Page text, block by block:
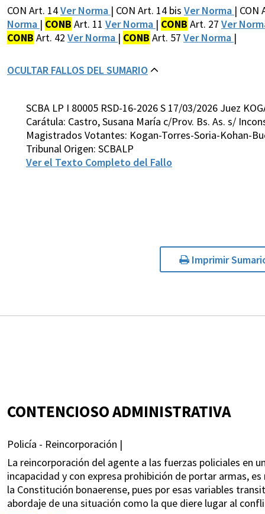
CON Art. 14Ver Norma | CON Art. 14 bis Ver Norma | CON
Norma | CONB Art. 11 Ver Norma | CONB Art. 27 Ver
CONB Art. 42 Ver Norma | CONB Art. 57 Ver Norma |
OCULTAR FALLOS DEL SUMARIO
SCBA LP I 80005 RSD-16-2026 S 17/03/2026 Juez
Carátula: Castro, Susana María c/Prov. Bs. As. s/
Magistrados Votantes: Kogan-Torres-Soria-Kohan-
Tribunal Origen: SCBALP
Ver el Texto Completo del Fallo
Imprimir
CONTENCIOSO ADMINISTRATIVA
Policía - Reincorporación |
La reincorporación del agente a las fuerzas policiales en
incapacidad y con expresa prohibición de portar armas,
la Constitución bonaerense, pues por esas variables
abordaje de una situación como la que diere lugar al